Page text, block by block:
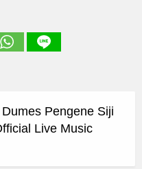
Pengene Siji
Live Music